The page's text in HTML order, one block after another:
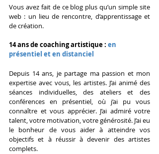
Vous avez fait de ce blog plus qu’un simple site
web : un lieu de rencontre, d’apprentissage et
de création.
14 ans de coaching artistique : en
présentiel et en distanciel
Depuis 14 ans, je partage ma passion et mon
expertise avec vous, les artistes. J’ai animé des
séances individuelles, des ateliers et des
conférences en présentiel, où j’ai pu vous
connaître et vous apprécier. J’ai admiré votre
talent, votre motivation, votre générosité. J’ai eu
le bonheur de vous aider à atteindre vos
objectifs et à réussir à devenir des artistes
complets.